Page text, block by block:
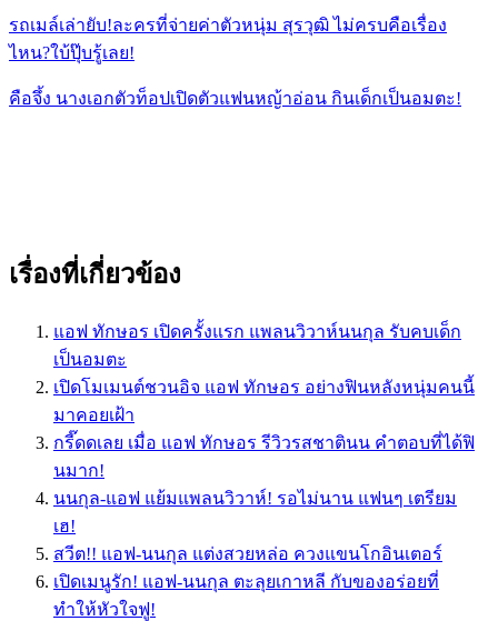
รถเมล์เล่ายับ!ละครที่จ่ายค่าตัวหนุ่ม สุรวุฒิ ไม่ครบคือเรื่อง
ไหน?ใบ้ปุ๊บรู้เลย!
คือจึ้ง นางเอกตัวท็อปเปิดตัวแฟนหญ้าอ่อน กินเด็กเป็นอมตะ!
เรื่องที่เกี่ยวข้อง
แอฟ ทักษอร เปิดครั้งแรก แพลนวิวาห์นนกุล รับคบเด็ก
เป็นอมตะ
เปิดโมเมนต์ชวนอิจ แอฟ ทักษอร อย่างฟินหลังหนุ่มคนนี้
มาคอยเฝ้า
กรี๊ดดเลย เมื่อ แอฟ ทักษอร รีวิวรสชาตินน คำตอบที่ได้ฟิ
นมาก!
นนกุล-แอฟ แย้มแพลนวิวาห์! รอไม่นาน แฟนๆ เตรียม
เฮ!
สวีต!! แอฟ-นนกุล แต่งสวยหล่อ ควงแขนโกอินเตอร์
เปิดเมนูรัก! แอฟ-นนกุล ตะลุยเกาหลี กับของอร่อยที่
ทำให้หัวใจฟู!